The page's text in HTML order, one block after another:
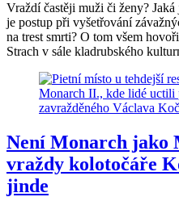
Vraždí častěji muži či ženy?
je postup při vyšetřování
na trest smrti? O tom všem
Strach v sále kladrubského
Není Monarch jako
vraždy kolotočáře
jinde